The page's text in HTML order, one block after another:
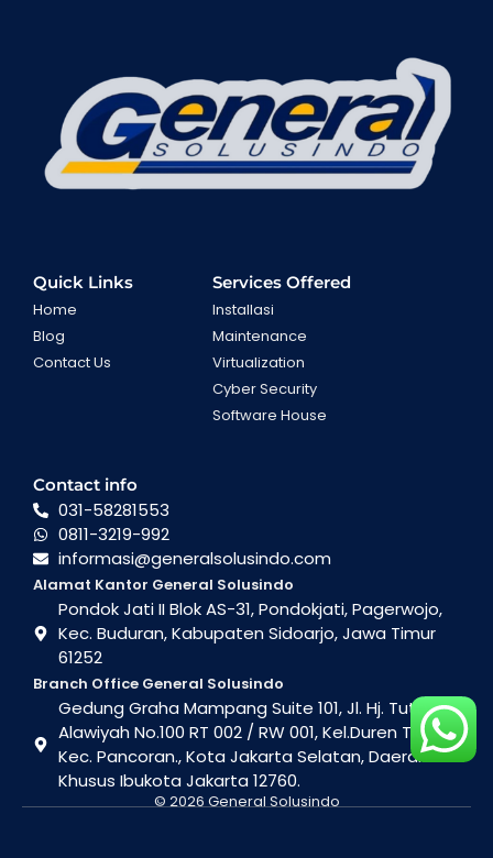
Quick Links
Home
Blog
Contact Us
Services Offered
Installasi
Maintenance
Virtualization
Cyber Security
Software House
Contact info
031-58281553
0811-3219-992
informasi@generalsolusindo.com
Alamat Kantor General Solusindo
Pondok Jati II Blok AS-31, Pondokjati, Pagerwojo,
Kec. Buduran, Kabupaten Sidoarjo, Jawa Timur
61252
Branch Office General Solusindo
Gedung Graha Mampang Suite 101, Jl. Hj. Tutty
Alawiyah No.100 RT 002 / RW 001, Kel.Duren Tiga ,
Kec. Pancoran., Kota Jakarta Selatan, Daerah
Khusus Ibukota Jakarta 12760.
© 2026 General Solusindo